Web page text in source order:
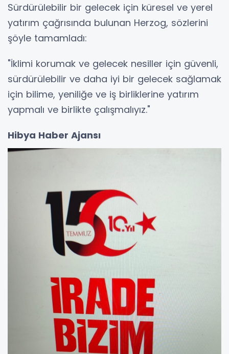
Sürdürülebilir bir gelecek için küresel ve yerel
yatırım çağrısında bulunan Herzog, sözlerini
şöyle tamamladı:
"İklimi korumak ve gelecek nesiller için güvenli,
sürdürülebilir ve daha iyi bir gelecek sağlamak
için bilime, yeniliğe ve iş birliklerine yatırım
yapmalı ve birlikte çalışmalıyız."
Hibya Haber Ajansı